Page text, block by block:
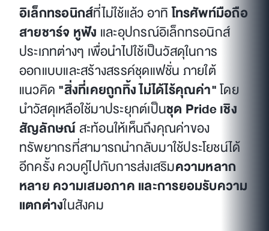
อิเล็กทรอนิกส์ที่ไม่ใช้แล้ว อาทิโทรศัพท์มือถือ
สายชาร์จ หูฟัง และอุปกรณ์อิเล็กทรอนิกส์
ประเภทต่างๆ เพื่อนำไปใช้เป็นวัสดุในการ
ออกแบบและสร้างสรรค์ชุดแฟชั่น ภายใต้
แนวคิด"สิ่งที่เคยถูกทิ้ง ไม่ได้ไร้คุณค่า"โดย
นำวัสดุเหลือใช้มาประยุกต์เป็นชุด Pride เชิง
สัญลักษณ์สะท้อนให้เห็นถึงคุณค่าของ
ทรัพยากรที่สามารถนำกลับมาใช้ประโยชน์ได้
อีกครั้ง ควบคู่ไปกับการส่งเสริมความหลาก
หลาย ความเสมอภาค และการยอมรับความ
แตกต่างในสังคม